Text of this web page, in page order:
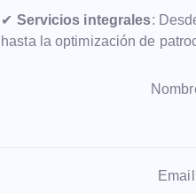
✔ Servicios integrales:
hasta la optimización de